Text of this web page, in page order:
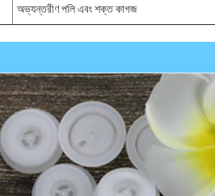
অভ্যন্তরীণ পলি এবং শক্ত কাগজ